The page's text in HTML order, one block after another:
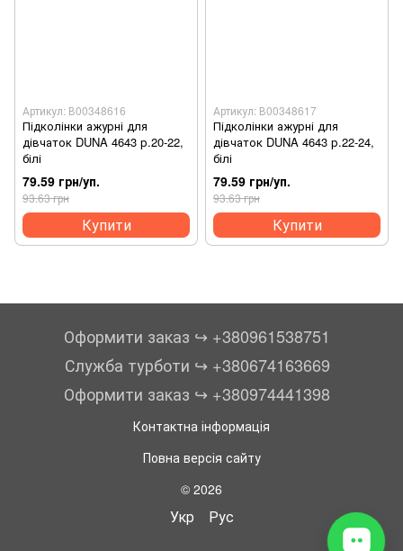
Артикул: В00348616
Підколінки ажурні для
дівчаток DUNA 4643 р.20-22,
білі
79.59 грн/уп.
93.63 грн
Купити
Артикул: В00348617
Підколінки ажурні для
дівчаток DUNA 4643 р.22-24,
білі
79.59 грн/уп.
93.63 грн
Купити
Оформити заказ ↪︎ +380961538751
Служба турботи ↪︎ +380674163669
Оформити заказ ↪︎ +380974441398
Контактна інформація
Повна версія сайту
© 2026
Укр Рус